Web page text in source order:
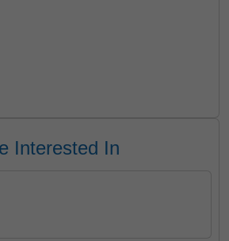
Interested In